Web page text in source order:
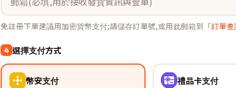
免註冊下單建議用加密貨幣支付;請儲存訂單號,或用此郵箱到「訂單
4 選擇支付方式
幣安支付 禮品卡支付